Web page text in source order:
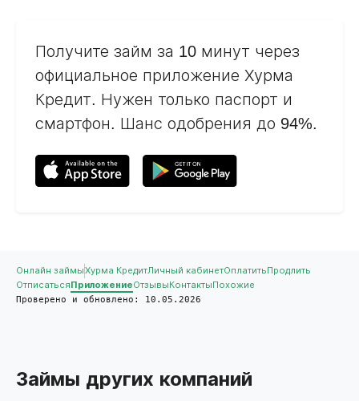
Получите займ за 10 минут через
официальное приложение Хурма
Кредит. Нужен только паспорт и
смартфон. Шанс одобрения до 94%.
Онлайн займыХурма КредитЛичный кабинетОплатить Продлить
Отписаться ПриложениеОтзывы Контакты Похожие
Проверено и обновлено: 10.05.2026
Займы других компаний